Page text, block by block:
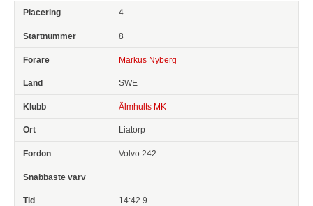
4
8
Markus Nyberg
SWE
Älmhults MK
Liatorp
Volvo 242
14:42.9